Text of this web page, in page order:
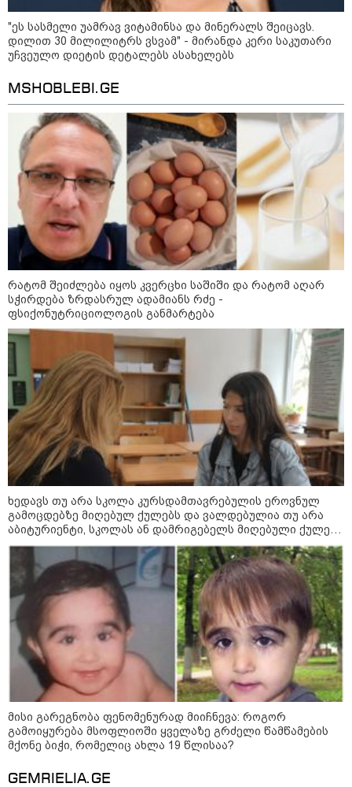
საზოგადოება
09:00 / 07-08-2026
18 წელი აგვისტოს ომიდან - ტრაგიკული
მოვლენების ქრონოლოგია, რომელიც
შესაძლოა, აღარ გვახსოვს
14:38 / 07-08-2026
სასკოლო ფორმების ჩინეთიდან
საქართველოში მოწოდება სამ
ეტაპად მოხდება - დეტალები
11:42 / 07-08-2026
რატომ ჩაბნელდა საქართველო
მესამედ და გველოდება თუ არა
ზამთარში მასშტაბური
ენერგოკრიზისი - "პრობლემის
მოგვარებას დაახლოებით ერთი
თვე დასჭირდება"
23:14 / 06-08-2026
სამოქალაქო საზოგადოების
წარმომადგენლები 2008 წლის
რუსეთ-საქართველოს აგვისტოს
ომის 18 წლისთავთან
დაკავშირებით ერთობლივ
განცხადებას ავრცელებენ
"ეს სასმელი უამრავ ვიტამინსა და მინერალს შეიცავს.
დილით 30 მილილიტრს ვსვამ" - მირანდა კერი საკუთარი
უჩვეულო დიეტის დეტალებს ასახელებს
MSHOBLEBI.GE
რატომ შეიძლება იყოს კვერცხი საშიში და რატომ აღარ
სჭირდება ზრდასრულ ადამიანს რძე -
ფსიქონუტრიციოლოგის განმარტება
ხედავს თუ არა სკოლა კურსდამთავრებულის ეროვნულ
გამოცდებზე მიღებულ ქულებს და ვალდებულია თუ არა
აბიტურიენტი, სკოლას ან დამრიგებელს მიღებული ქულები
გაუზიაროს
მისი გარეგნობა ფენომენურად მიიჩნევა: როგორ
გამოიყურება მსოფლიოში ყველაზე გრძელი წამწამების
მქონე ბიჭი, რომელიც ახლა 19 წლისაა?
GEMRIELIA.GE